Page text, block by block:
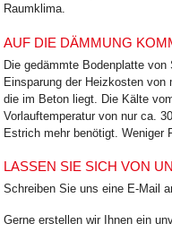
Raumklima.
AUF DIE DÄMMUNG
Die gedämmte Bodenplatte
Einsparung der Heizkosten
die im Beton liegt. Die Kälte
Vorlauftemperatur von nur ca.
Estrich mehr benötigt. Weniger
LASSEN SIE SICH VON
Schreiben Sie uns eine E-Mail
Gerne erstellen wir Ihnen ein